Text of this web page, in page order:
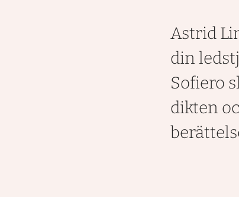
Astrid
din
Sofiero
dikten